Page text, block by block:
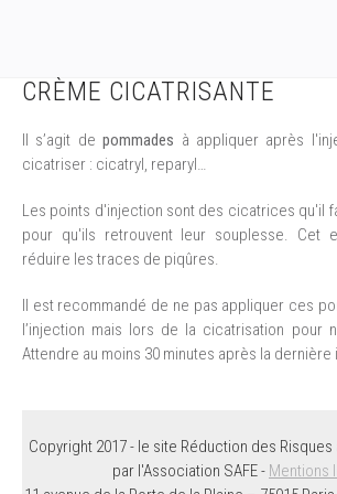
CRÈME CICATRISANTE
Il s’agit depommades à appliquer après
cicatriser : cicatryl, reparyl…
Les points d'injection sont des cicatrices qu'il
pour qu'ils retrouvent leur souplesse. Cet
réduire les traces de piqûres.
Il est recommandé de ne pas appliquer ces
l’injection mais lors de la cicatrisation pour
Attendre au moins 30 minutes après la dernière
Copyright 2017 - le site Réduction des
par l'Association SAFE - Mentions